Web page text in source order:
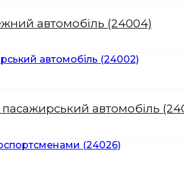
автомобіль (24004)
автомобіль